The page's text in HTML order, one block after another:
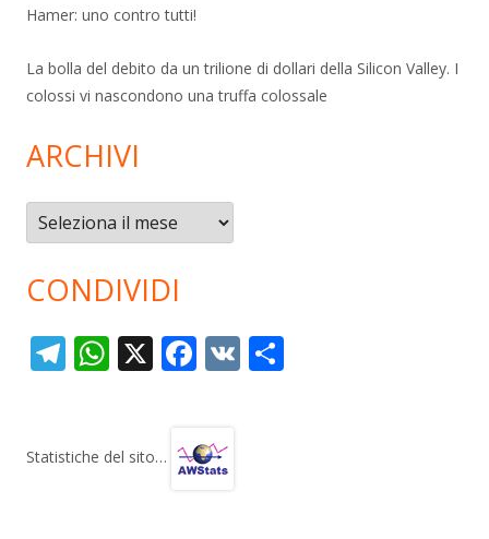
Hamer: uno contro tutti!
La bolla del debito da un trilione di dollari della Silicon Valley. I
colossi vi nascondono una truffa colossale
ARCHIVI
Archivi
CONDIVIDI
T
gr
W
s
X F
b
V
Statistiche del sito…